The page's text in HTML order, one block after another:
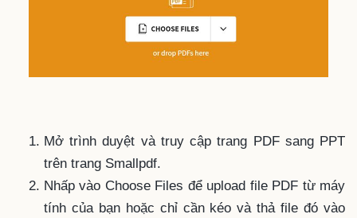
Mở trình duyệt và truy cập trang PDF sang PPT
trên trang Smallpdf.
Nhấp vào Choose Files để upload file PDF từ máy
tính của bạn hoặc chỉ cần kéo và thả file đó vào